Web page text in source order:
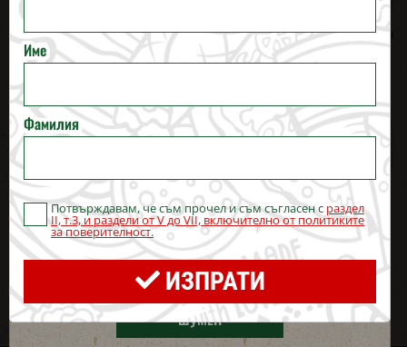
Наслади се на любими продукти в любими
комбинации на любими цени!
ПОРЪЧАЙ
ВЕЛИКО ТЪРНОВО
СТАРА ЗАГОРА
БЛАГОЕВГРАД
ХАСКОВО
ШУМЕН
Име
Фамилия
Потвърждавам, че съм прочел и съм съгласен с раздел
II, т.3, и раздели от V до VII, включително от политиките
за поверителност.
ИЗПРАТИ